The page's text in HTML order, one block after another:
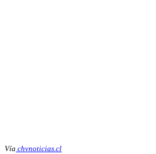
Vía chvnoticias.cl